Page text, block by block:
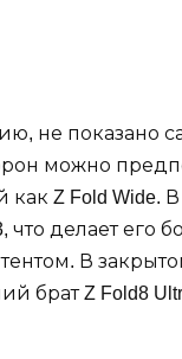
не показано
можно
как Z Fold
делает его
В
брат Z Fold8